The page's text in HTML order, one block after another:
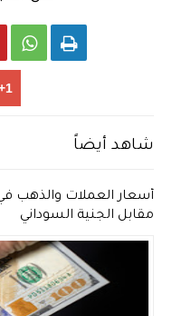
 
شاهد أيضاً
مقابل الجنية السوداني